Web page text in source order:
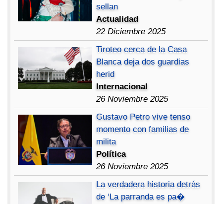
sellan
Actualidad
22 Diciembre 2025
Tiroteo cerca de la Casa
Blanca deja dos guardias
herid
Internacional
26 Noviembre 2025
Gustavo Petro vive tenso
momento con familias de
milita
Política
26 Noviembre 2025
La verdadera historia detrás
de ‘La parranda es pa�